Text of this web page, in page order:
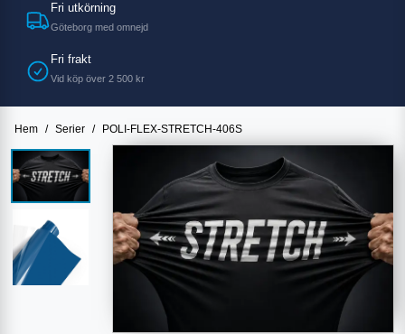
Fri utkörning
Göteborg med omnejd
Fri frakt
Vid köp över 2 500 kr
Hem / Serier / POLI-FLEX-STRETCH-406S